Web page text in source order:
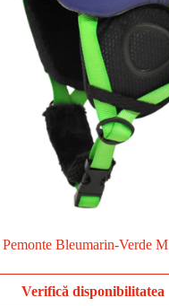
Bleumarin-Verde M
Verifică disponibilitatea